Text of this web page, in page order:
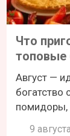
Что
Август —
богатство
помидоры,
9